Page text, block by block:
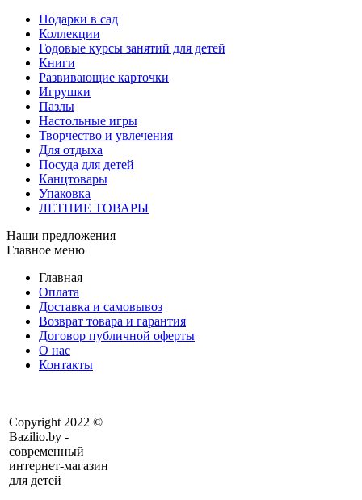
Подарки в сад
Коллекции
Годовые курсы занятий для детей
Книги
Развивающие карточки
Игрушки
Пазлы
Настольные игры
Творчество и увлечения
Для отдыха
Посуда для детей
Канцтовары
Упаковка
ЛЕТНИЕ ТОВАРЫ
Наши предложения
Главное меню
Главная
Оплата
Доставка и самовывоз
Возврат товара и гарантия
Договор публичной оферты
О нас
Контакты
Copyright 2022 ©
Bazilio.by -
современный
интернет-магазин
для детей